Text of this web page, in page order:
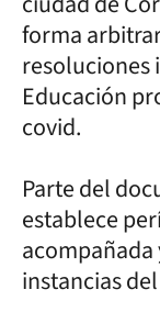
forma
resoluciones
Educación
covid.
Parte del
establece
instancias